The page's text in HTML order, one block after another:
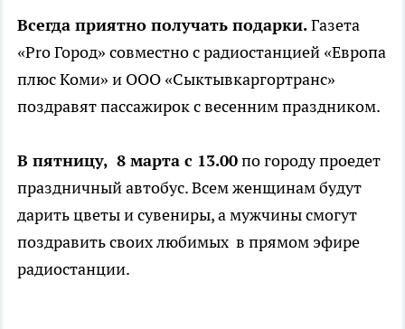
Всегда приятно получать подарки.Газета
«Pro Город» совместно с радиостанцией «Европа
плюс Коми» и ООО «Сыктывкаргортранс»
поздравят пассажирок с весенним праздником.
В пятницу, 8 марта с 13.00по городу проедет
праздничный автобус. Всем женщинам будут
дарить цветы и сувениры, а мужчины смогут
поздравить своих любимых в прямом эфире
радиостанции.